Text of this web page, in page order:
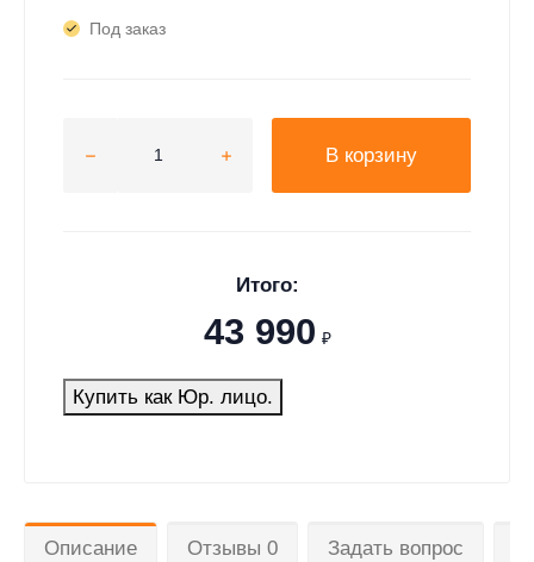
Под заказ
В корзину
Итого:
43 990 ₽
Купить как Юр. лицо.
Описание Отзывы 0 Задать вопрос